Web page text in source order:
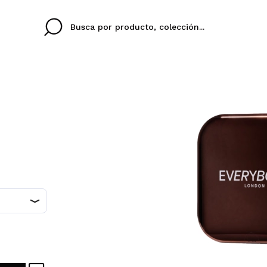
Al crear una cuenta
rápidamente, revisar
IDIOMA ENGLISH
colori